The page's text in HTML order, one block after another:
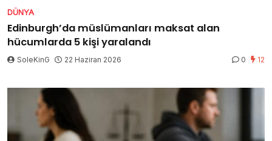
DÜNYA
Edinburgh’da müslümanları maksat alan
hücumlarda 5 kişi yaralandı
SoleKinG 22 Haziran 2026 0 12